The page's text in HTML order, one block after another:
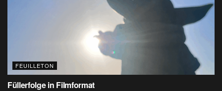
FEUILLETON
Füllerfolge in Filmformat